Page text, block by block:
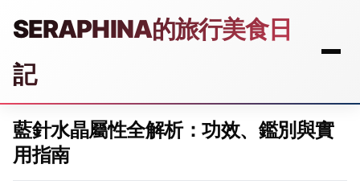
SERAPHINA的旅行美食日
記
藍針水晶屬性全解析：功效、鑑別與實
用指南